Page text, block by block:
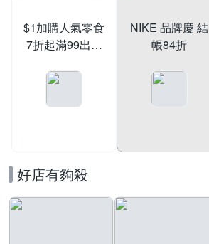
$1加購人氣零食
7折起滿99出貨
NIKE 品牌慶 結
帳84折
好店有夠殺